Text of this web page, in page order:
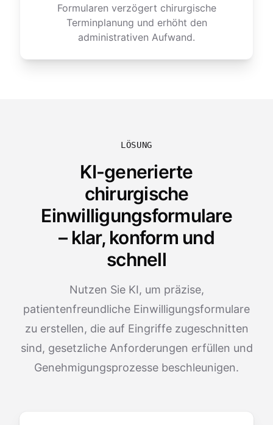
Formularen verzögert chirurgische
Terminplanung und erhöht den
administrativen Aufwand.
LÖSUNG
KI-generierte
chirurgische
Einwilligungsformulare
– klar, konform und
schnell
Nutzen Sie KI, um präzise,
patientenfreundliche Einwilligungsformulare
zu erstellen, die auf Eingriffe zugeschnitten
sind, gesetzliche Anforderungen erfüllen und
Genehmigungsprozesse beschleunigen.